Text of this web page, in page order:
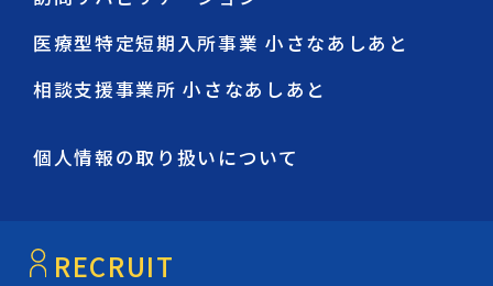
医療型特定短期入所事業 小さなあしあと
相談支援事業所 小さなあしあと
個人情報の取り扱いについて
RECRUIT